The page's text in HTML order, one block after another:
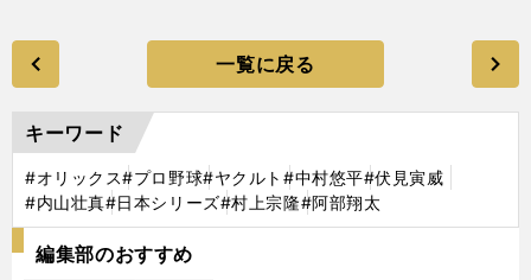
一覧に戻る
キーワード
#オリックス#プロ野球#ヤクルト #中村悠平#伏見寅威
#内山壮真#日本シリーズ#村上宗隆#阿部翔太
編集部のおすすめ